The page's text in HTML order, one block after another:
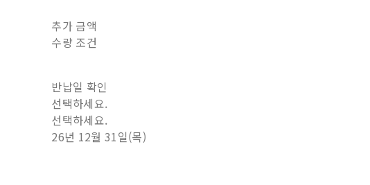
추가 금액
수량 조건
반납일 확인
선택하세요.
선택하세요.
26년 12월 31일(목)